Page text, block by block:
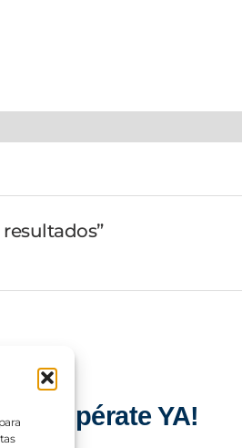
¡Supérate YA!